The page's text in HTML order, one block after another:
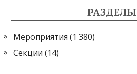
РАЗДЕЛЫ
Мероприятия (1 380)
Секции (14)